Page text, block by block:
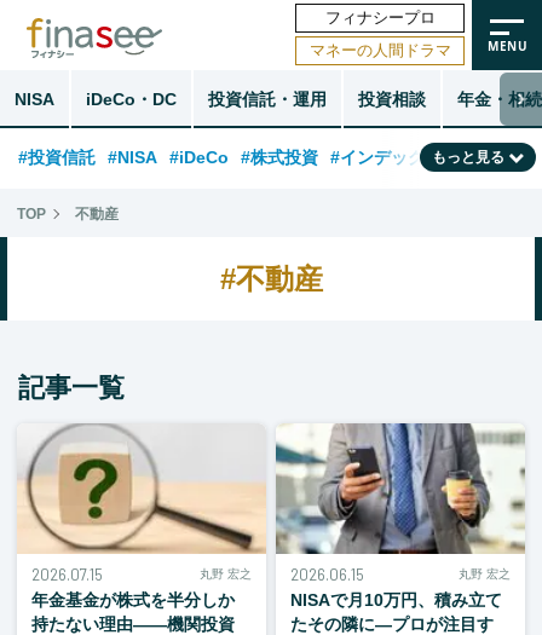
フィナシープロ
マネーの人間ドラマ
NISA iDeCo・DC 投資信託・運用 投資相談 年金・相続
#投資信託 #NISA #iDeCo #株式投資 #インデックスファンド
#相談事例 #相続・贈与
#フィナンシャル・ウェルビーイング
もっと見る
TOP 不動産
#不動産
記事一覧
2026.07.15 丸野 宏之
年金基金が株式を半分しか
持たない理由——機関投資
2026.06.15 丸野 宏之
NISAで月10万円、積み立て
たその隣に—プロが注目す